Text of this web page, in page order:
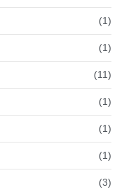
(1)
(1)
(11)
(1)
(1)
(1)
(3)